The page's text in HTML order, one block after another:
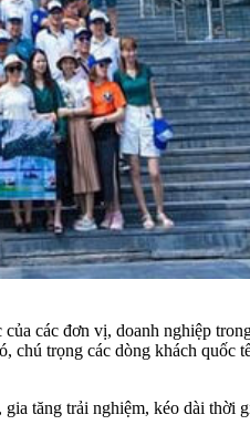
các đơn vị, doanh nghiệp
chú trọng các dòng khách quốc
tăng trải nghiệm, kéo dài thời